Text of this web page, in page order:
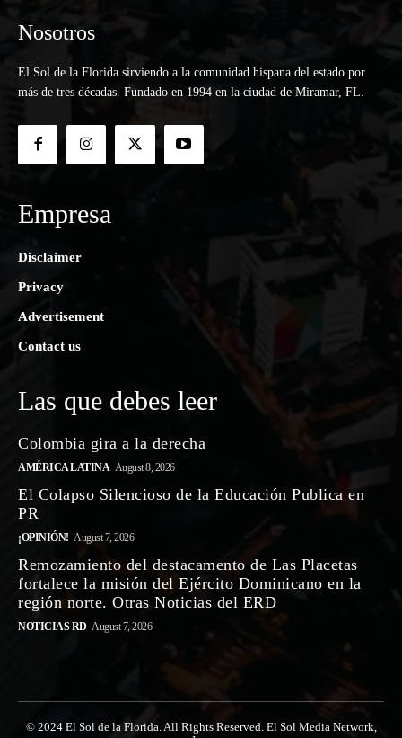
Nosotros
El Sol de la Florida sirviendo a la comunidad hispana del estado por
más de tres décadas. Fundado en 1994 en la ciudad de Miramar, FL.
Empresa
Disclaimer
Privacy
Advertisement
Contact us
Las que debes leer
Colombia gira a la derecha
AMÉRICA LATINA August 8, 2026
El Colapso Silencioso de la Educación Publica en
PR
¡OPINIÓN! August 7, 2026
Remozamiento del destacamento de Las Placetas
fortalece la misión del Ejército Dominicano en la
región norte. Otras Noticias del ERD
NOTICIAS RD August 7, 2026
© 2024 El Sol de la Florida. All Rights Reserved. El Sol Media Network,